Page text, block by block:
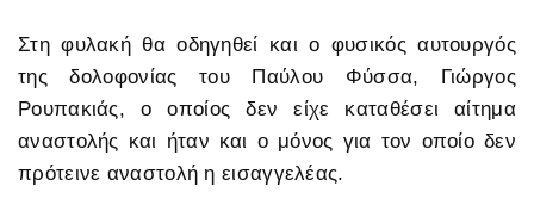
Στη φυλακή θα οδηγηθεί και ο φυσικός αυτουργός
της δολοφονίας του Παύλου Φύσσα, Γιώργος
Ρουπακιάς, ο οποίος δεν είχε καταθέσει αίτημα
αναστολής και ήταν και ο μόνος για τον οποίο δεν
πρότεινε αναστολή η εισαγγελέας.